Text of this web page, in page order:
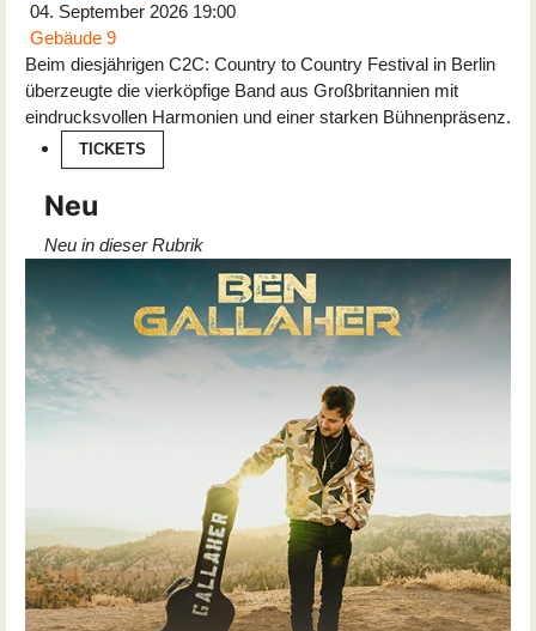
04. September 2026 19:00
Gebäude 9
Beim diesjährigen C2C: Country to Country Festival in Berlin
überzeugte die vierköpfige Band aus Großbritannien mit
eindrucksvollen Harmonien und einer starken Bühnenpräsenz.
TICKETS
Neu
Neu in dieser Rubrik